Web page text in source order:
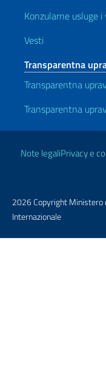
Konzularne usluge i
Vesti
Transparentna
Transparentna
Transparentna
Korisni
Note legaliPrivacy e
2026 Copyright Ministero
Internazionale